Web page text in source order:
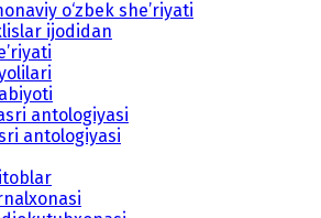
o‘zbek she’riyati
ijodidan
antologiyasi
antologiyasi